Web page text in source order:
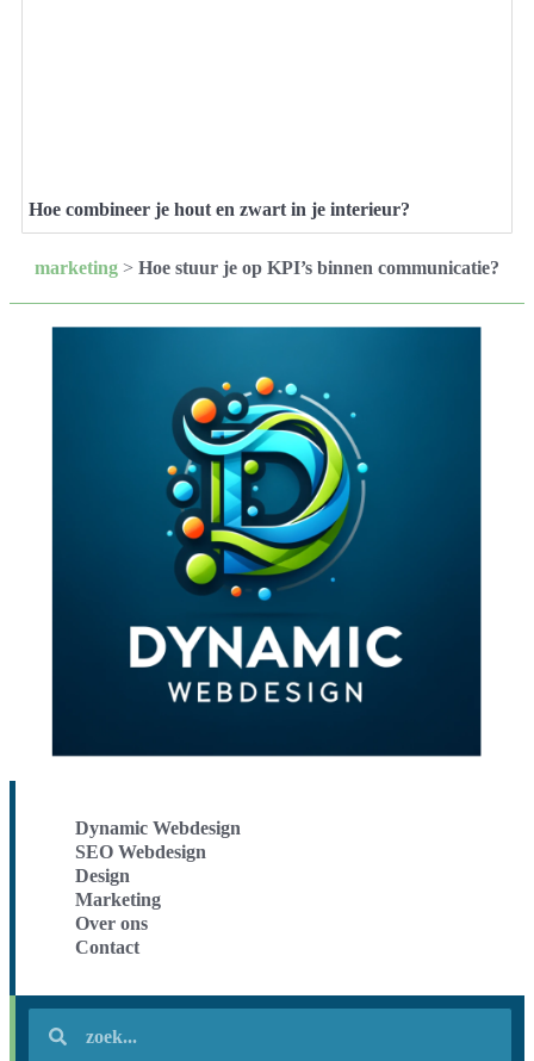
Hoe combineer je hout en zwart in je interieur?
marketing > Hoe stuur je op KPI’s binnen communicatie?
Dynamic Webdesign
SEO Webdesign
Design
Marketing
Over ons
Contact